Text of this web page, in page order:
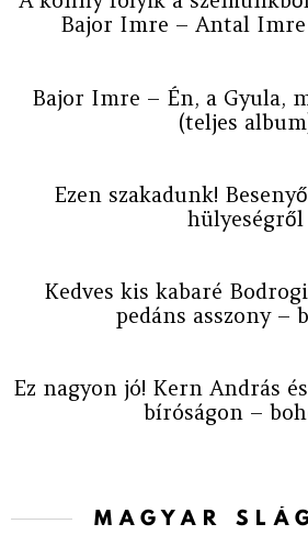
Bajor Imre – Antal
Bajor Imre – Én, a Gyula,
(teljes
Ezen szakadunk!
hülyeségről
Kedves kis kabaré
pedáns asszony –
Ez nagyon jó! Kern András
bíróságon –
MAGYAR